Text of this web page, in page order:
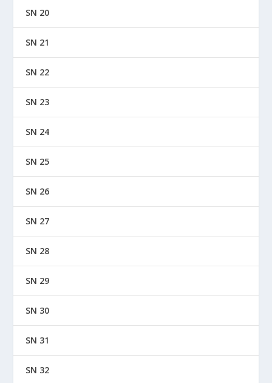
SN 20
SN 21
SN 22
SN 23
SN 24
SN 25
SN 26
SN 27
SN 28
SN 29
SN 30
SN 31
SN 32